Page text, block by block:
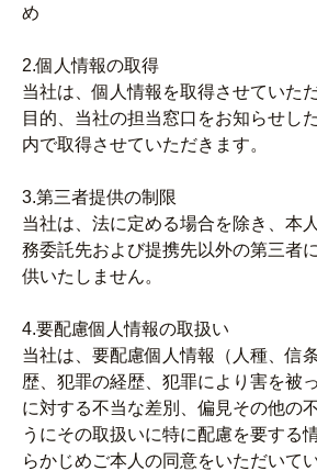
め
2.個人情報の取得
当社は、個人情報を取得させていた
目的、当社の担当窓口をお知らせし
内で取得させていただきます。
3.第三者提供の制限
当社は、法に定める場合を除き、本
務委託先および提携先以外の第三者
供いたしません。
4.要配慮個人情報の取扱い
当社は、要配慮個人情報（人種、信
歴、犯罪の経歴、犯罪により害を被
に対する不当な差別、偏見その他の
うにその取扱いに特に配慮を要する
らかじめご本人の同意をいただいて